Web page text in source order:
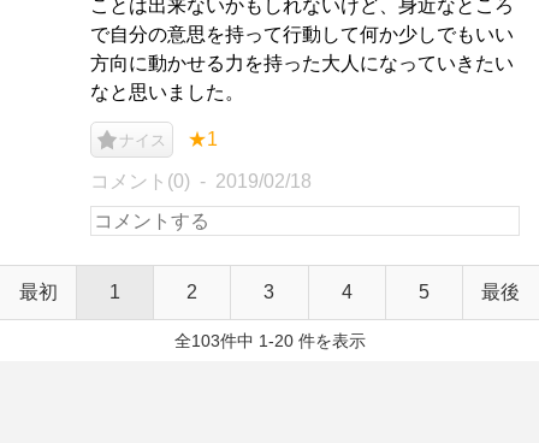
ことは出来ないかもしれないけど、身近なところ
で自分の意思を持って行動して何か少しでもいい
方向に動かせる力を持った大人になっていきたい
なと思いました。
ナイス ★1
コメント(0) 2019/02/18
最初 1 2 3 4 5 最後
全103件中 1-20 件を表示